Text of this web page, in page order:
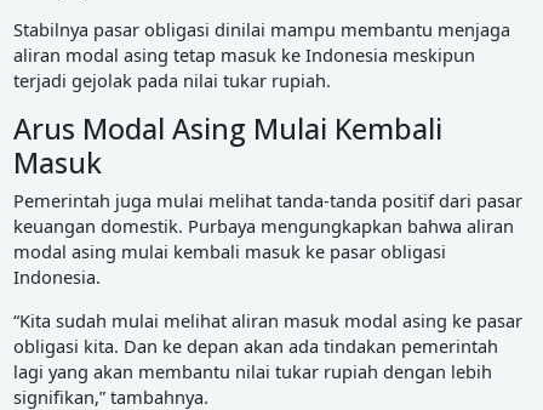
Stabilnya pasar obligasi dinilai mampu membantu menjaga
aliran modal asing tetap masuk ke Indonesia meskipun
terjadi gejolak pada nilai tukar rupiah.
Arus Modal Asing Mulai Kembali
Masuk
Pemerintah juga mulai melihat tanda-tanda positif dari pasar
keuangan domestik. Purbaya mengungkapkan bahwa aliran
modal asing mulai kembali masuk ke pasar obligasi
Indonesia.
“Kita sudah mulai melihat aliran masuk modal asing ke pasar
obligasi kita. Dan ke depan akan ada tindakan pemerintah
lagi yang akan membantu nilai tukar rupiah dengan lebih
signifikan,” tambahnya.